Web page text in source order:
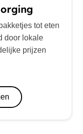
tot eten
door lokale
prijzen